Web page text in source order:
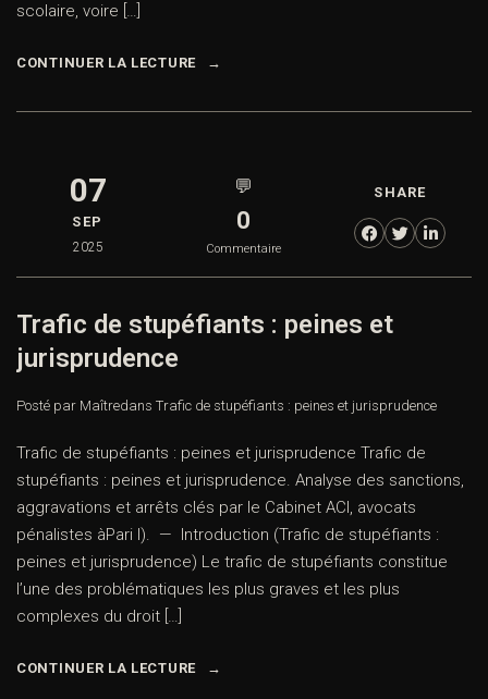
scolaire, voire […]
CONTINUER LA LECTURE
07
SEP
2025
💬
0
Commentaire
SHARE
Trafic de stupéfiants : peines et
jurisprudence
Posté par Maîtredans Trafic de stupéfiants : peines et jurisprudence
Trafic de stupéfiants : peines et jurisprudence Trafic de
stupéfiants : peines et jurisprudence. Analyse des sanctions,
aggravations et arrêts clés par le Cabinet ACI, avocats
pénalistes àPari I). — Introduction (Trafic de stupéfiants :
peines et jurisprudence) Le trafic de stupéfiants constitue
l’une des problématiques les plus graves et les plus
complexes du droit […]
CONTINUER LA LECTURE